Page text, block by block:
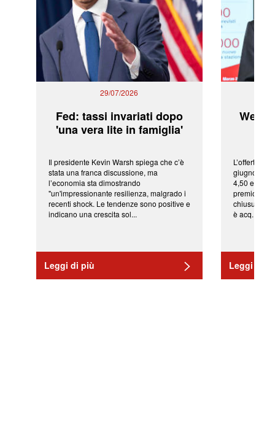
29/07/2026
Fed: tassi invariati dopo
'una vera lite in famiglia'
Il presidente Kevin Warsh spiega che c’è
stata una franca discussione, ma
l’economia sta dimostrando
"un'impressionante resilienza, malgrado i
recenti shock. Le tendenze sono positive e
indicano una crescita sol...
Leggi di più
L’offerta
giugno da
4,50 euro
premio di
chiusura
è acq...
Leggi di